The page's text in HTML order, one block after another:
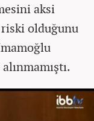
aksi
olduğunu